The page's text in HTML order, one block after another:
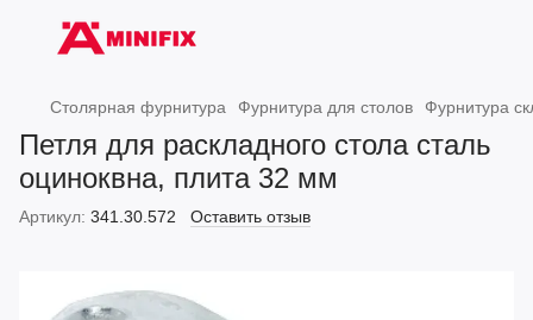
Столярная фурнитура Фурнитура для столов Фурнитура
Петля для раскладного стола сталь
оциноквна, плита 32 мм
Артикул: 341.30.572 Оставить отзыв